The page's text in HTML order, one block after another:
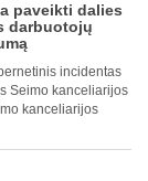
paveikti dalies
darbuotojų
incidentas
Seimo kanceliarijos
kanceliarijos